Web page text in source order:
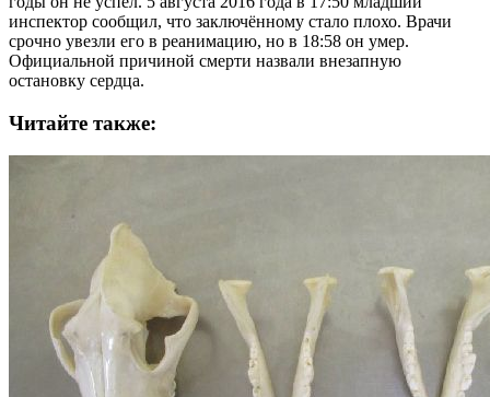
инспектор сообщил, что заключённому стало плохо. Врачи
срочно увезли его в реанимацию, но в 18:58 он умер.
Официальной причиной смерти назвали внезапную
остановку сердца.
Читайте также: